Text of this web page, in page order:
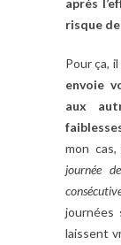
risque
Pour ça,
envoie
aux
mon
journée
journées
laissent